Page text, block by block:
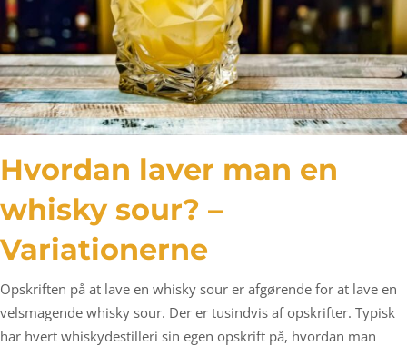
Hvordan laver man en
whisky sour? –
Variationerne
Opskriften på at lave en whisky sour er afgørende for at lave en
velsmagende whisky sour. Der er tusindvis af opskrifter. Typisk
har hvert whiskydestilleri sin egen opskrift på, hvordan man